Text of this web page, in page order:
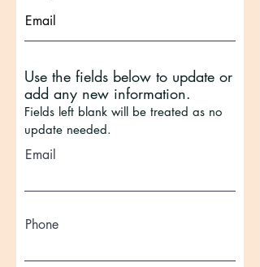
Use the fields below to update or
add any new information.
Fields left blank will be treated as no
update needed.
Email
Phone